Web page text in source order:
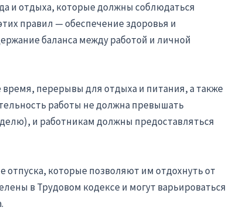
и отдыха, которые должны соблюдаться
правил — обеспечение здоровья и
баланса между работой и личной
перерывы для отдыха и питания, а также
работы не должна превышать
и работникам должны предоставляться
которые позволяют им отдохнуть от
в Трудовом кодексе и могут варьироваться